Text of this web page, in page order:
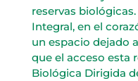
reservas
Integral, en el
un espacio dejado
que el acceso esta
Biológica Dirigida